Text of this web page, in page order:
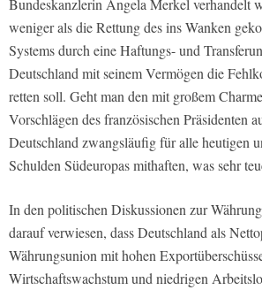
weniger als die Rettung des ins Wanken
Systems durch eine Haftungs- und
Deutschland mit seinem Vermögen die
retten soll. Geht man den mit großem
Vorschlägen des französischen Präsidenten
Deutschland zwangsläufig für alle heutigen
Schulden Südeuropas mithaften, was sehr
In den politischen Diskussionen zur
darauf verwiesen, dass Deutschland als
Währungsunion mit hohen
Wirtschaftswachstum und niedrigen